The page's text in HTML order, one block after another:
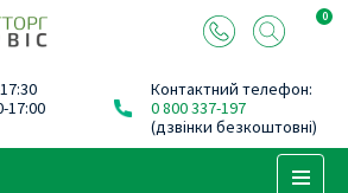
0
17:00
Контактний телефон:
0 800 337-197
(дзвінки безкоштовні)